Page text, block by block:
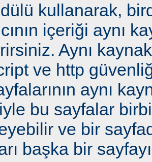
kullanarak,
içeriği aynı
Aynı
ve http
aynı
bu sayfalar
ve bir
başka bir